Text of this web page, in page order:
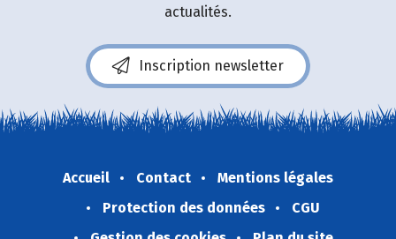
actualités.
Inscription newsletter
Accueil Contact
Mentions légales
Protection des données
CGU